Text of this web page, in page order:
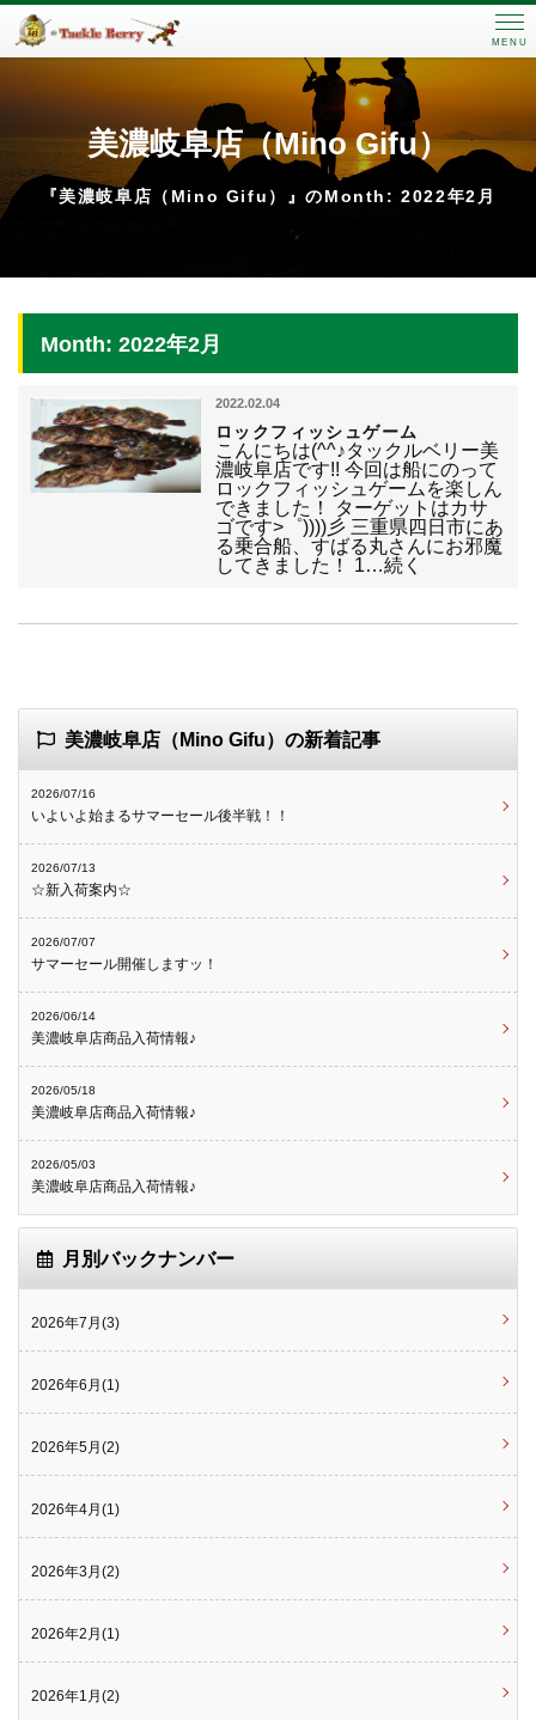
MENU
美濃岐阜店（Mino Gifu）
『美濃岐阜店（Mino Gifu）』のMonth: 2022年2月
Month: 2022年2月
2022.02.04
ロックフィッシュゲーム
こんにちは(^^♪タックルベリー美
濃岐阜店です!! 今回は船にのって
ロックフィッシュゲームを楽しん
できました！ ターゲットはカサ
ゴです>゜))))彡 三重県四日市にあ
る乗合船、すばる丸さんにお邪魔
してきました！ 1…続く
美濃岐阜店（Mino Gifu）の新着記事
2026/07/16
いよいよ始まるサマーセール後半戦！！
2026/07/13
☆新入荷案内☆
2026/07/07
サマーセール開催しますッ！
2026/06/14
美濃岐阜店商品入荷情報♪
2026/05/18
美濃岐阜店商品入荷情報♪
2026/05/03
美濃岐阜店商品入荷情報♪
月別バックナンバー
2026年7月(3)
2026年6月(1)
2026年5月(2)
2026年4月(1)
2026年3月(2)
2026年2月(1)
2026年1月(2)